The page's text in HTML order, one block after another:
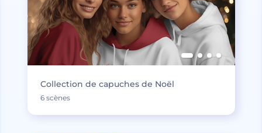
Collection de capuches de Noël
6 scènes